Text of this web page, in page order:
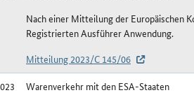
Nach einer Mitteilung der Europäischen
Registrierten Ausführer Anwendung.
Mitteilung 2023/C 145/06
Warenverkehr mit den ESA-Staaten